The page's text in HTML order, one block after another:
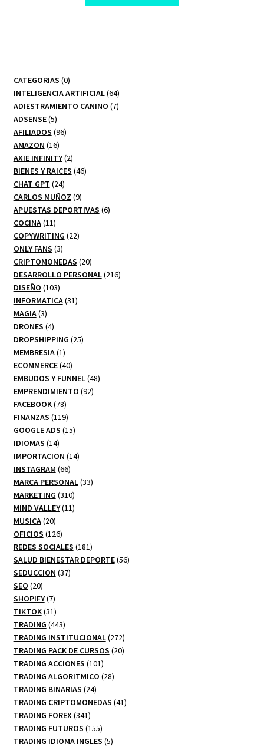
$ 295,00.$ 10,00.
CATEGORIAS 00
productos
INTELIGENCIA ARTIFICIAL 6464
productos
ADIESTRAMIENTO CANINO 77
ADSENSE 55
productos
AFILIADOS 9696
AMAZON 1616
productos
AXIE INFINITY 22
productos
BIENES Y RAICES 4646
CHAT GPT 2424
productos
CARLOS MUÑOZ 99
productos
APUESTAS DEPORTIVAS 66
COCINA 1111
productos
COPYWRITING 2222
ONLY FANS 33
productos
CRIPTOMONEDAS 2020
productos
DESARROLLO PERSONAL 216216
DISEÑO 103103
productos
INFORMATICA 3131
MAGIA 33
productos
DRONES 44
productos
DROPSHIPPING 2525
MEMBRESIA 11
producto
ECOMMERCE 4040
productos
EMBUDOS Y FUNNEL 4848
EMPRENDIMIENTO 9292
FACEBOOK 7878
productos
FINANZAS 119119
productos
GOOGLE ADS 1515
IDIOMAS 1414
productos
IMPORTACION 1414
INSTAGRAM 6666
productos
MARCA PERSONAL 3333
MARKETING 310310
productos
MIND VALLEY 1111
MUSICA 2020
productos
OFICIOS 126126
productos
REDES SOCIALES 181181
productos
SALUD BIENESTAR DEPORTE 5656
SEDUCCION 3737
SEO 2020
productos
SHOPIFY 77
productos
TIKTOK 3131
productos
TRADING 443443
productos
TRADING INSTITUCIONAL 272272
productos
TRADING PACK DE CURSOS 2020
TRADING ACCIONES 101101
productos
TRADING ALGORITMICO 2828
TRADING BINARIAS 2424
productos
TRADING CRIPTOMONEDAS 4141
TRADING FOREX 341341
productos
TRADING FUTUROS 155155
productos
TRADING IDIOMA INGLES 55